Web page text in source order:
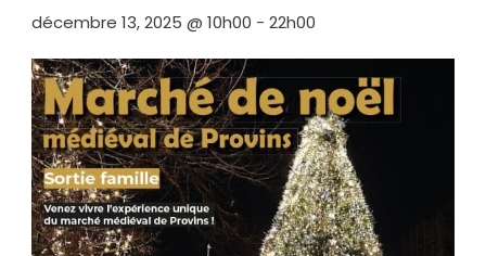
décembre 13, 2025 @ 10h00 - 22h00